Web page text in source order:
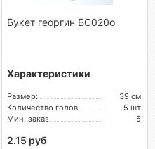
Букет георгин БС020о
Характеристики
Размер:
39 см
Количество голов:
5 шт
Мин. заказ
5
2.15 руб